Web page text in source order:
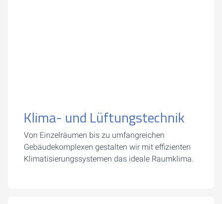
Klima- und Lüftungstechnik
Von Einzelräumen bis zu umfangreichen
Gebäudekomplexen gestalten wir mit effizienten
Klimatisierungssystemen das ideale Raumklima.